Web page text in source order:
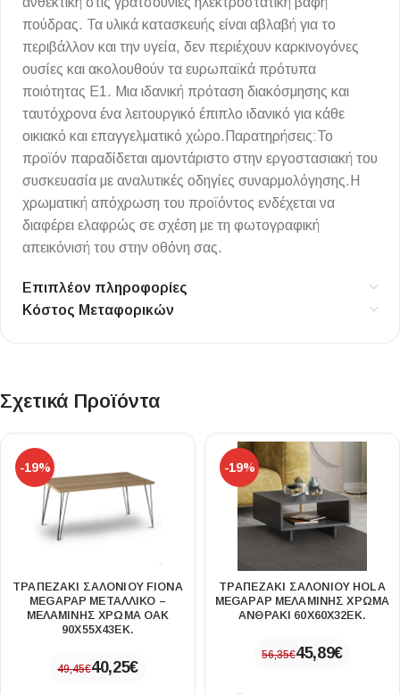
πούδρας. Τα υλικά κατασκευής είναι αβλαβή για το
περιβάλλον και την υγεία, δεν περιέχουν καρκινογόνες
ουσίες και ακολουθούν τα ευρωπαϊκά πρότυπα
ποιότητας Ε1. Μια ιδανική πρόταση διακόσμησης και
ταυτόχρονα ένα λειτουργικό έπιπλο ιδανικό για κάθε
οικιακό και επαγγελματικό χώρο.Παρατηρήσεις:Το
προϊόν παραδίδεται αμοντάριστο στην εργοστασιακή του
συσκευασία με αναλυτικές οδηγίες συναρμολόγησης.Η
χρωματική απόχρωση του προϊόντος ενδέχεται να
διαφέρει ελαφρώς σε σχέση με τη φωτογραφική
απεικόνισή του στην οθόνη σας.
Επιπλέον πληροφορίες
Κόστος Μεταφορικών
Σχετικά Προϊόντα
-19%
ΤΡΑΠΕΖΆΚΙ ΣΑΛΟΝΙΟΎ FIONA
MEGAPAP ΜΕΤΑΛΛΙΚΌ –
ΜΕΛΑΜΊΝΗΣ ΧΡΏΜΑ OAK
90X55X43ΕΚ.
49,45€40,25€
-19%
ΤΡΑΠΕΖΆΚΙ ΣΑΛΟΝΙΟΎ HOLA
MEGAPAP ΜΕΛΑΜΊΝΗΣ ΧΡΏΜΑ
ΑΝΘΡΑΚΊ 60X60X32ΕΚ.
56,35€45,89€